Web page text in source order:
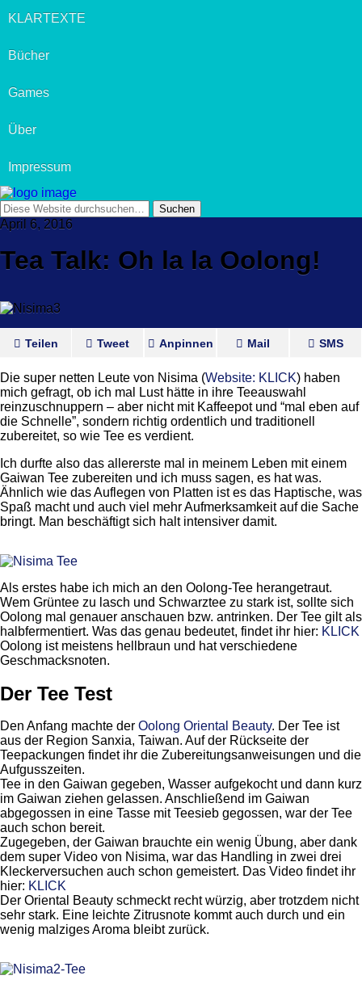
KLARTEXTE
Bücher
Games
Über
Impressum
April 6, 2016
Tea Talk: Oh la la Oolong!
Teilen Tweet Anpinnen Mail SMS
Die super netten Leute von Nisima (Website: KLICK) haben
mich gefragt, ob ich mal Lust hätte in ihre Teeauswahl
reinzuschnuppern – aber nicht mit Kaffeepot und “mal eben auf
die Schnelle”, sondern richtig ordentlich und traditionell
zubereitet, so wie Tee es verdient.
Ich durfte also das allererste mal in meinem Leben mit einem
Gaiwan Tee zubereiten und ich muss sagen, es hat was.
Ähnlich wie das Auflegen von Platten ist es das Haptische, was
Spaß macht und auch viel mehr Aufmerksamkeit auf die Sache
bringt. Man beschäftigt sich halt intensiver damit.
Als erstes habe ich mich an den Oolong-Tee herangetraut.
Wem Grüntee zu lasch und Schwarztee zu stark ist, sollte sich
Oolong mal genauer anschauen bzw. antrinken. Der Tee gilt als
halbfermentiert. Was das genau bedeutet, findet ihr hier: KLICK
Oolong ist meistens hellbraun und hat verschiedene
Geschmacksnoten.
Der Tee Test
Den Anfang machte der Oolong Oriental Beauty. Der Tee ist
aus der Region Sanxia, Taiwan. Auf der Rückseite der
Teepackungen findet ihr die Zubereitungsanweisungen und die
Aufgusszeiten.
Tee in den Gaiwan gegeben, Wasser aufgekocht und dann kurz
im Gaiwan ziehen gelassen. Anschließend im Gaiwan
abgegossen in eine Tasse mit Teesieb gegossen, war der Tee
auch schon bereit.
Zugegeben, der Gaiwan brauchte ein wenig Übung, aber dank
dem super Video von Nisima, war das Handling in zwei drei
Kleckerversuchen auch schon gemeistert. Das Video findet ihr
hier: KLICK
Der Oriental Beauty schmeckt recht würzig, aber trotzdem nicht
sehr stark. Eine leichte Zitrusnote kommt auch durch und ein
wenig malziges Aroma bleibt zurück.